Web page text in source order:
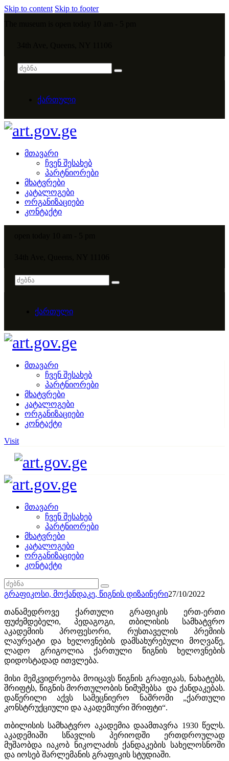
Skip to content Skip to footer
ქართული
მთავარი
ჩვენ შესახებ
პარტნიორები
მხატვრები
კატალოგები
ორგანიზაციები
კონტაქტი
ქართული
მთავარი
ჩვენ შესახებ
პარტნიორები
მხატვრები
კატალოგები
ორგანიზაციები
კონტაქტი
Visit
მთავარი
ჩვენ შესახებ
პარტნიორები
მხატვრები
კატალოგები
ორგანიზაციები
კონტაქტი
გრაფიკოსი, მოქანდაკე, წიგნის დიზაინერი27/10/2022
თანამედროვე ქართული გრაფიკის ერთ-ერთი
ფუძემდებელი, პედაგოგი, თბილისის სამხატვრო
აკადემიის პროფესორი, რუსთაველის პრემიის
ლაურეატი და ხელოვნების დამსახურებული მოღვაწე,
ლადო გრიგოლია ქართული წიგნის ხელოვნების
დიდოსტადად ითვლება.
მისი მემკვიდრეობა მოიცავს წიგნის გრაფიკას, ნახატებს,
შრიფტს, წიგნის მორთულობის ნიმუშებსა და ქანდაკებას.
დაწერილი აქვს სამეცნიერო ნაშრომი „ქართული
კონსტრუქციული და აკადემიური შრიფტი“.
თბილისის სამხატვრო აკადემია დაამთავრა 1930 წელს.
აკადემიაში სწავლის პერიოდში ერთდროულად
მუშაობდა იაკობ ნიკოლაძის ქანდაკების სახელოსნოში
და იოსებ შარლემანის გრაფიკის სტუდიაში.